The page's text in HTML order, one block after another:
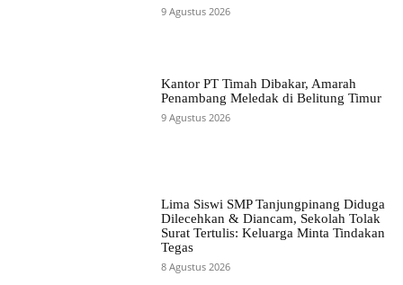
9 Agustus 2026
Kantor PT Timah Dibakar, Amarah
Penambang Meledak di Belitung Timur
9 Agustus 2026
Lima Siswi SMP Tanjungpinang Diduga
Dilecehkan & Diancam, Sekolah Tolak
Surat Tertulis: Keluarga Minta Tindakan
Tegas
8 Agustus 2026